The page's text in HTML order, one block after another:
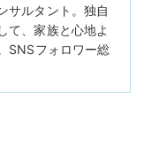
サルタント。独自
て、家族と心地よ
SNSフォロワー総